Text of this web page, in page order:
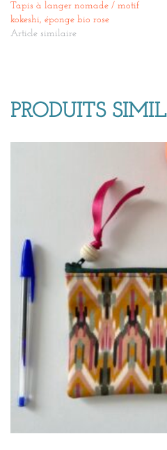
Tapis à langer nomade / motif
kokeshi, éponge bio rose
Article similaire
PRODUITS